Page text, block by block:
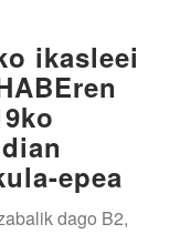
ikasleei
epea
dago B2,